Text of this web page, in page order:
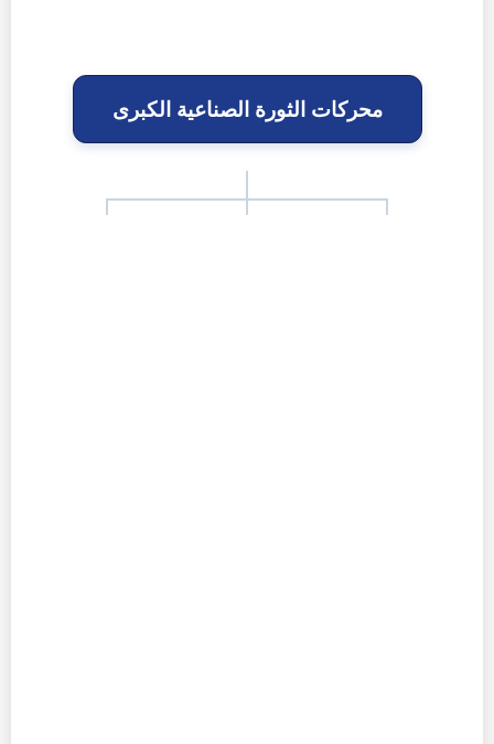
محركات الثورة الصناعية الكبرى